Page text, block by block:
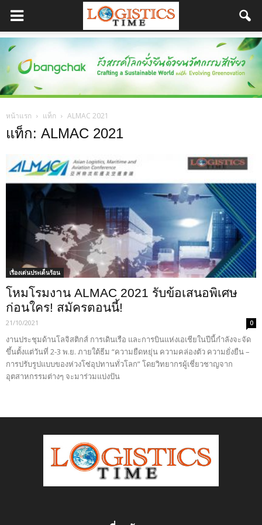
หน้าแรก แท็ก ALMAC 2021
แท็ก: ALMAC 2021
เรื่องเด่นประเด็นร้อน
โหมโรมงาน ALMAC 2021 รับข้อเสนอพิเศษ
ก่อนใคร! สมัครตอนนี้!
21/10/2021 0
งานประชุมด้านโลจิสติกส์ การเดินเรือ และการบินแห่งเอเชียในปีนี้กำลังจะจัด
ขึ้นตั้งแต่วันที่ 2-3 พ.ย. ภายใต้ธีม “ความยืดหยุ่น ความคล่องตัว ความยั่งยืน –
การปรับรูปแบบของห่วงโซ่อุปทานทั่วโลก” โดยวิทยากรผู้เชี่ยวชาญจาก
อุตสาหกรรมต่างๆ จะมาร่วมแบ่งปัน